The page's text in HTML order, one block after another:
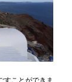
すことができま